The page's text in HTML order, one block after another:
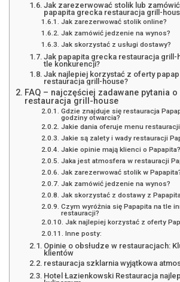
Jak zarezerwować stolik lub
papapita grecka restauracja grill-
Jak zarezerwować stolik online?
Jak zamówić jedzenie na wynos?
Jak skorzystać z usługi dostawy?
Jak papapita grecka restauracja grill-
tle konkurencji?
Jak najlepiej korzystać z oferty
restauracja grill-house?
FAQ – najczęściej zadawane pytania
restauracja grill-house
Gdzie znajduje się restauracja
godziny otwarcia?
Jakie dania oferuje menu restauracji
Jakie są zalety i wady restauracji
Jakie opinie mają klienci o Papapita?
Jaka jest atmosfera w restauracji
Jak zarezerwować stolik w
Jak zamówić jedzenie na wynos?
Jak skorzystać z dostawy z
Czym wyróżnia się Papapita na tle
restauracji?
Jak najlepiej korzystać z oferty
Inne posty:
Opinie o obsłudze w restauracjach:
klientów
restauracja szklarnia wyjątkowa
Hotel Łazienkowski Restauracja